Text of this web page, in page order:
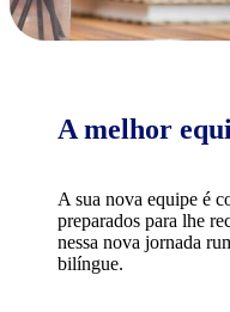
A melhor
A sua nova equipe é
preparados para lhe
nessa nova jornada
bilíngue.